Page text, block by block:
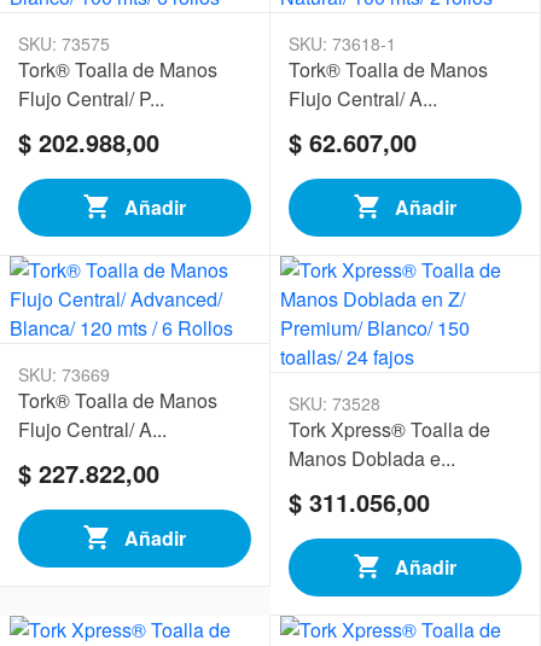
SKU: 73575
Tork® Toalla de Manos
Flujo Central/ P...
$ 202.988,00
Añadir
SKU: 73618-1
Tork® Toalla de Manos
Flujo Central/ A...
$ 62.607,00
Añadir
SKU: 73669
Tork® Toalla de Manos
Flujo Central/ A...
$ 227.822,00
Añadir
SKU: 73528
Tork Xpress® Toalla de
Manos Doblada e...
$ 311.056,00
Añadir